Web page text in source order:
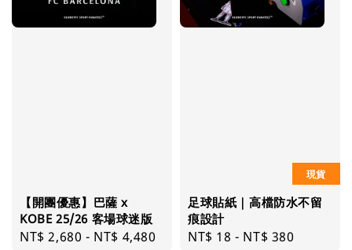
【開團優惠】巴薩 x
KOBE 25/26 客場球迷版
Regular
NT$ 2,680 - NT$ 4,480
現貨
足球貼紙｜高檔防水不留
痕設計
Regular
NT$ 18 - NT$ 380